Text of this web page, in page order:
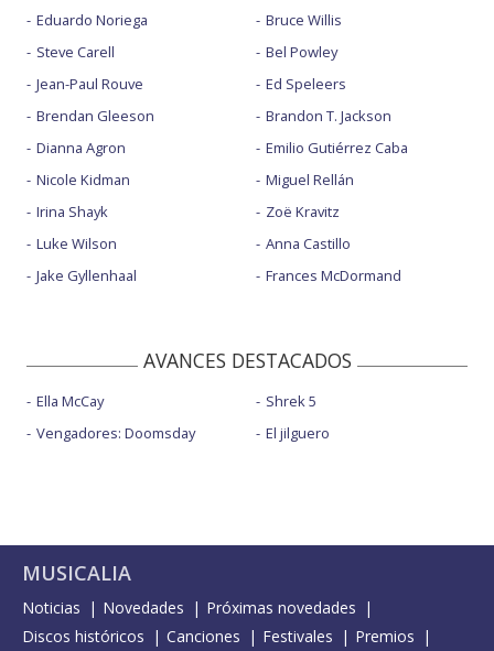
Eduardo Noriega
Steve Carell
Jean-Paul Rouve
Brendan Gleeson
Dianna Agron
Nicole Kidman
Irina Shayk
Luke Wilson
Jake Gyllenhaal
Bruce Willis
Bel Powley
Ed Speleers
Brandon T. Jackson
Emilio Gutiérrez Caba
Miguel Rellán
Zoë Kravitz
Anna Castillo
Frances McDormand
AVANCES DESTACADOS
Ella McCay
Vengadores: Doomsday
Shrek 5
El jilguero
MUSICALIA
Noticias Novedades
Próximas novedades
Discos históricos
Canciones Festivales
Premios